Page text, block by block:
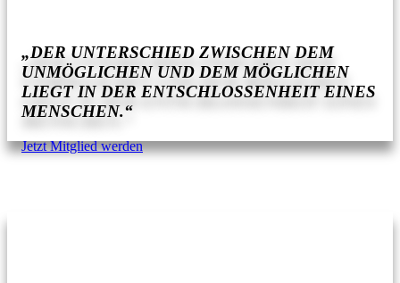
„DER UNTERSCHIED ZWISCHEN DEM
UNMÖGLICHEN UND DEM MÖGLICHEN
LIEGT IN DER ENTSCHLOSSENHEIT EINES
MENSCHEN.“
Jetzt Mitglied werden